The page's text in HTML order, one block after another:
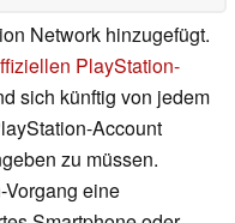
Network hinzugefügt.
PlayStation-
sich künftig von jedem
Account
zu müssen.
eine